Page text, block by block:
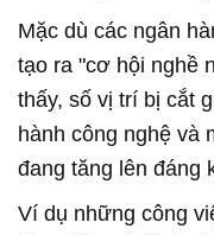
Mặc dù các ngân
tạo ra "cơ hội nghề
thấy, số vị trí bị cắt
hành công nghệ và
đang tăng lên đáng
Ví dụ những công